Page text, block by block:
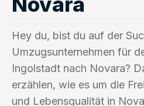
Hey du, bist du auf der
Umzugsunternehmen für
Ingolstadt nach Novara?
erzählen, wie es um die
und Lebensqualität in